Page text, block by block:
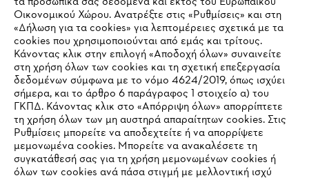
STIHL Συχνές ερωτήσεις
Service
Πολιτική απορρήτου Νομικό κείμενο Cookies
IHR BROWSER WIRD NICHT
UNTERSTÜTZT
Sie nutzen einen Browser, den wir noch nicht unterstützen. Für
eine optimale Nutzung unserer Seite empfehlen wir Ihnen, zu
Οικονομικού Χώρου. Ανατρέξτε στις «Ρυθμίσεις» και στη
«Δήλωση για τα cookies» για λεπτομέρειες σχετικά με τα
cookies που χρησιμοποιούνται από εμάς και τρίτους.
Κάνοντας κλικ στην επιλογή «Αποδοχή όλων» συναινείτε
στη χρήση όλων των cookies και τη σχετική επεξεργασία
δεδομένων σύμφωνα με το νόμο 4624/2019, όπως ισχύει
σήμερα, και το άρθρο 6 παράγραφος 1 στοιχείο α) του
ΓΚΠΔ. Κάνοντας κλικ στο «Απόρριψη όλων» απορρίπτετε
τη χρήση όλων των μη αυστηρά απαραίτητων cookies. Στις
Ρυθμίσεις μπορείτε να αποδεχτείτε ή να απορρίψετε
μεμονωμένα cookies. Μπορείτε να ανακαλέσετε τη
συγκατάθεσή σας για τη χρήση μεμονωμένων cookies ή
όλων των cookies ανά πάσα στιγμή με μελλοντική ισχύ